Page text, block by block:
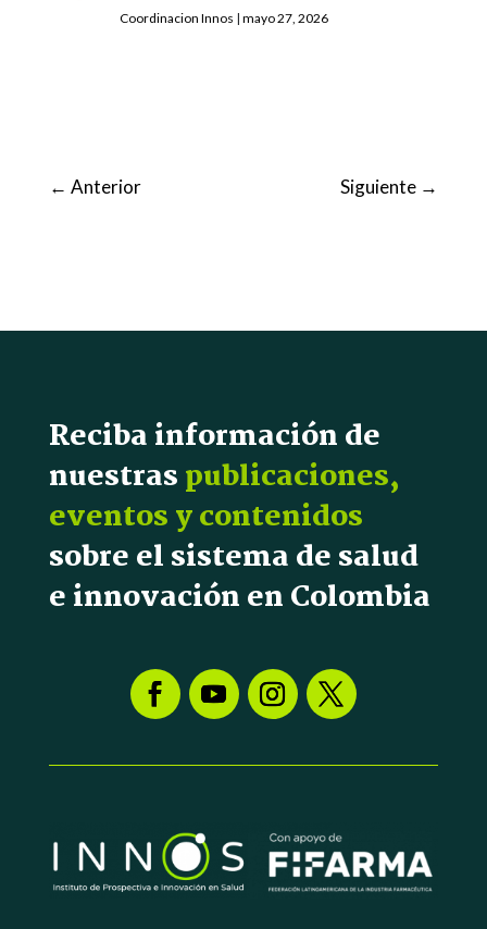
Coordinacion Innos | mayo 27, 2026
← Anterior Siguiente →
Reciba información de
nuestraspublicaciones,
eventos y contenidos
sobre el sistema de salud
e innovación en Colombia